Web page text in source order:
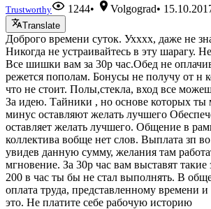
Trustworthy 1244• Volgograd•
Translate
Доброго времени суток. Ухххх, даже не
Никогда не устраивайтесь в эту шарагу.
Все шишки вам за 30р час.Обед не
режется пополам. Бонусы не получу от н
что не стоит. Полы,стекла, вход все
За идею. Тайники , но основе которых
минус оставляют желать лучшего
оставляет желать лучшего. Общение в
коллектива вобще нет слов. Выплата зп
увидев данную сумму, желания там
мгновение. За 30р час вам выставят такие
200 в час ты бы не стал выполнять. В
оплата труда, представленному времени
это. Не платите себе рабочую историю